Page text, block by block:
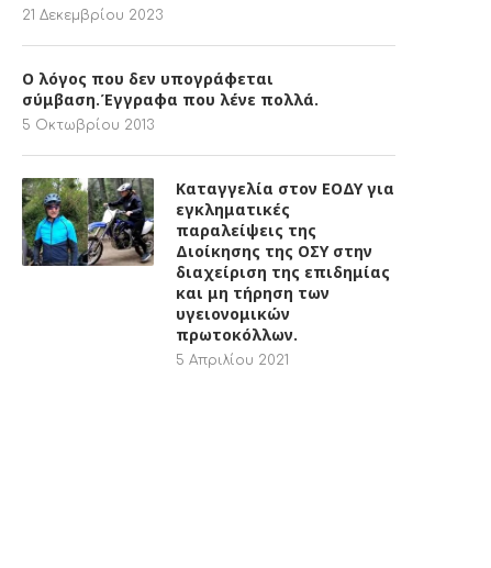
21 Δεκεμβρίου 2023
Ο λόγος που δεν υπογράφεται
σύμβαση.Έγγραφα που λένε πολλά.
5 Οκτωβρίου 2013
Καταγγελία στον ΕΟΔΥ για
εγκληματικές
παραλείψεις της
Διοίκησης της ΟΣΥ στην
διαχείριση της επιδημίας
και μη τήρηση των
υγειονομικών
πρωτοκόλλων.
5 Απριλίου 2021